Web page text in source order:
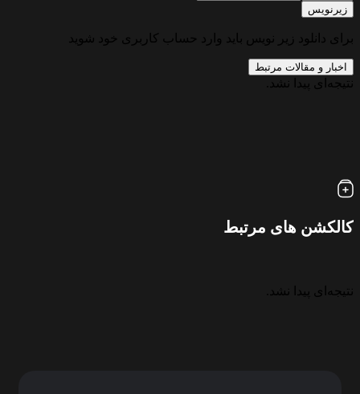
زیرنویس
برای دانلود زیر نویس باید وارد حساب کاربری خود شوید
اخبار و مقالات مرتبط
نتیجه‌ای پیدا نشد.
کالکشن های مرتبط
نتیجه‌ای پیدا نشد.